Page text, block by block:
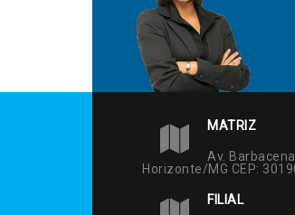
MATRIZ
Av.
Horizonte/MG CEP:
FILIAL